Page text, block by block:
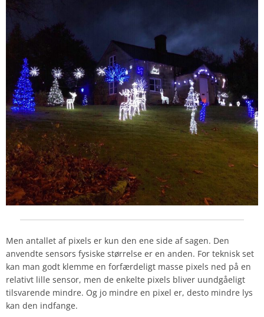
Men antallet af pixels er kun den ene side af sagen. Den
anvendte sensors fysiske størrelse er en anden. For teknisk set
kan man godt klemme en forfærdeligt masse pixels ned på en
relativt lille sensor, men de enkelte pixels bliver uundgåeligt
tilsvarende mindre. Og jo mindre en pixel er, desto mindre lys
kan den indfange.